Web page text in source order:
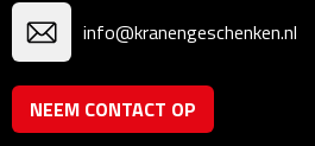
Paspoorthouders
Auto luchtverfrissers
info@kranengeschenken.nl
NEEM CONTACT OP